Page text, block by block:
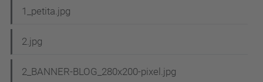
1_petita.jpg
2.jpg
2_BANNER-BLOG_280x200-pixel.jpg